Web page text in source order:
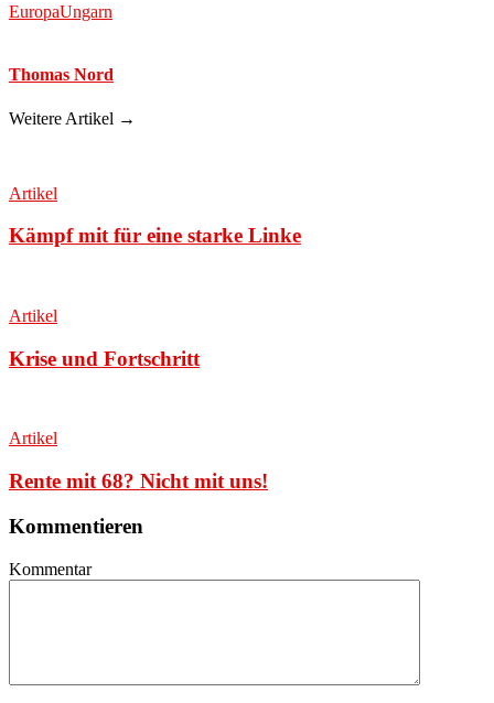
EuropaUngarn
Thomas Nord
Weitere Artikel →
Artikel
Kämpf mit für eine starke Linke
Artikel
Krise und Fortschritt
Artikel
Rente mit 68? Nicht mit uns!
Kommentieren
Kommentar